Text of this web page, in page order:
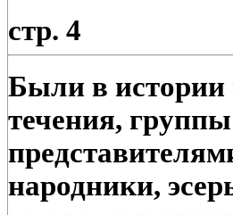
стр. 4
Были в истории
течения,
народники,